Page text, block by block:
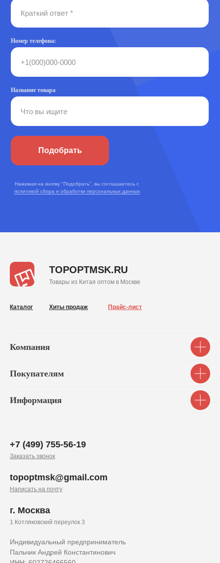
Номер телефона:
Название товара
Подобрать
Нажимая на кнопку "Подобрать", вы соглашаетесь с
политикой сбора и обработки персональных данных
Каталог Хиты продаж Прайс-лист
TOPOPTMSK.RU
Товары из Китая оптом в Москве
Компания
Покупателям
Информация
Индивидуальный предприниматель
Пальчик Андрей Константинович
+7 (499) 755-56-19
Заказать звонок
topoptmsk@gmail.com
Написать на почту
г. Москва
1 Котляковский переулок 3